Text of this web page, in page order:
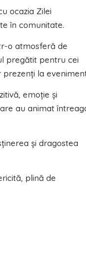
ocazia Zilei
în comunitate.
o atmosferă de
pregătit pentru cei
la
emoție și
au animat
și dragostea
plină de